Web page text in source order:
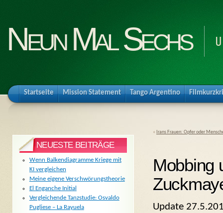
Neun Mal Sechs
Startseite Mission Statement Tango Argentino
« Irans Frauen: Opfer oder
Mobbing
Update
NEUESTE BEITRÄGE
Wenn Balkendiagramme Kriege mit
KI vergleichen
Meine eigene Verschwörungstheorie
El Enganche Initial
Vergleichende Tanzstudie: Osvaldo
Pugliese – La Rayuela